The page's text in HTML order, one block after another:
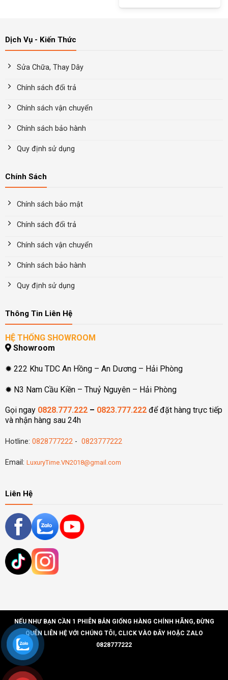
Dịch Vụ - Kiến Thức
Sửa Chữa, Thay Dây
Chính sách đổi trả
Chính sách vận chuyển
Chính sách bảo hành
Quy định sử dụng
Chính Sách
Chính sách bảo mật
Chính sách đổi trả
Chính sách vận chuyển
Chính sách bảo hành
Quy định sử dụng
Thông Tin Liên Hệ
HỆ THỐNG SHOWROOM
Showroom
✹ 222 Khu TDC An Hồng – An Dương – Hải Phòng
✹ N3 Nam Cầu Kiền – Thuỷ Nguyên – Hải Phòng
Gọi ngay 0828.777.222– 0823.777.222để đặt hàng trực tiếp
và nhận hàng sau 24h
Hotline: 0828777222- 0823777222
Email: LuxuryTime.VN2018@gmail.com
Liên Hệ
NẾU NHƯ BẠN CẦN 1 PHIÊN BẢN GIỐNG HÀNG CHÍNH HÃNG, ĐỪNG
QUÊN LIÊN HỆ VỚI CHÚNG TÔI, CLICK VÀO ĐÂY HOẶC ZALO
0828777222